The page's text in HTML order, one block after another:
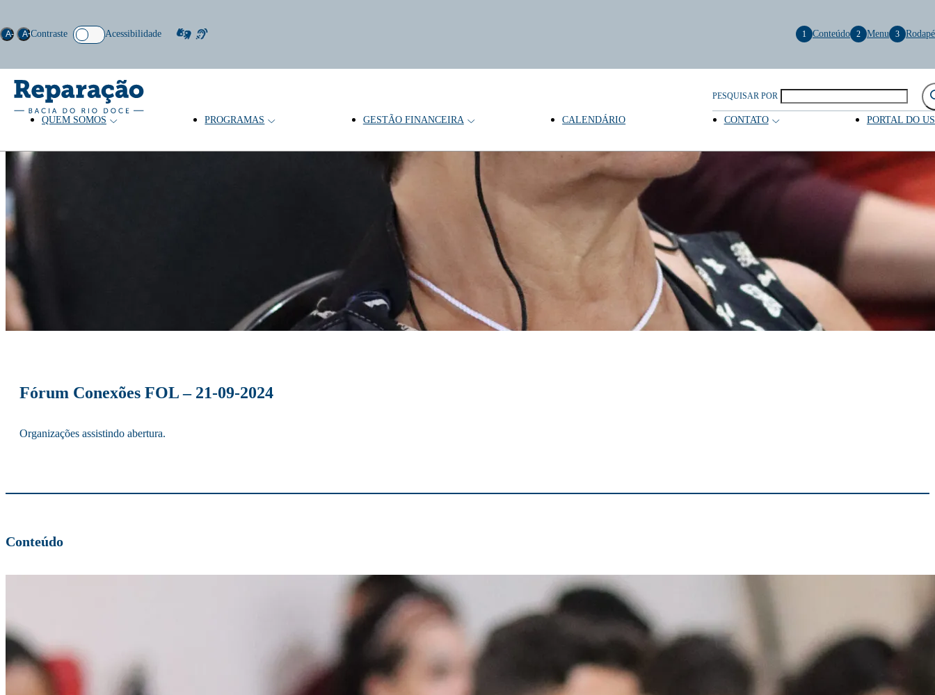
PESQUISAR POR
QUEM SOMOS PROGRAMAS GESTÃO FINANCEIRA CALENDÁRIO CONTATO PORTAL DO
Acessibilidade
A- A+Contraste 1 Conteúdo 2 Menu 3 Rodapé
Fórum Conexões FOL – 21-09-2024
Organizações assistindo abertura.
Conteúdo